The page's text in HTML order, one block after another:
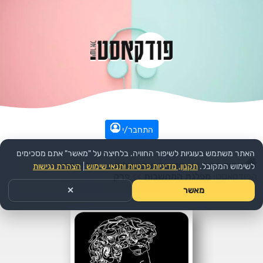
התחבר/י
עמוד הבית >> חדשות ואקטואליה >> פוליטיקה >>
פרק
האתר משתמש בעוגיות לשיפור החוויה. בלחיצה על "מאשר" אתם מסכימים
לשימוש המקובל. תקנון, מדיניות פרטיות ותנאי שימוש הצהרת נגישות
מאשר ✕